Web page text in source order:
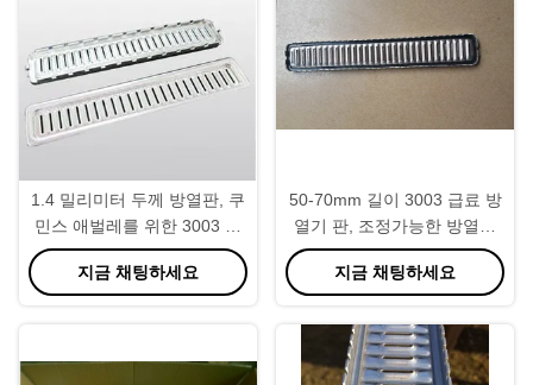
1.4 밀리미터 두께 방열판, 쿠
민스 애벌레를 위한 3003 알
루미늄 쉬트
지금 채팅하세요
50-70mm 길이 3003 급료 방
열기 판, 조정가능한 방열기
출구 판
지금 채팅하세요